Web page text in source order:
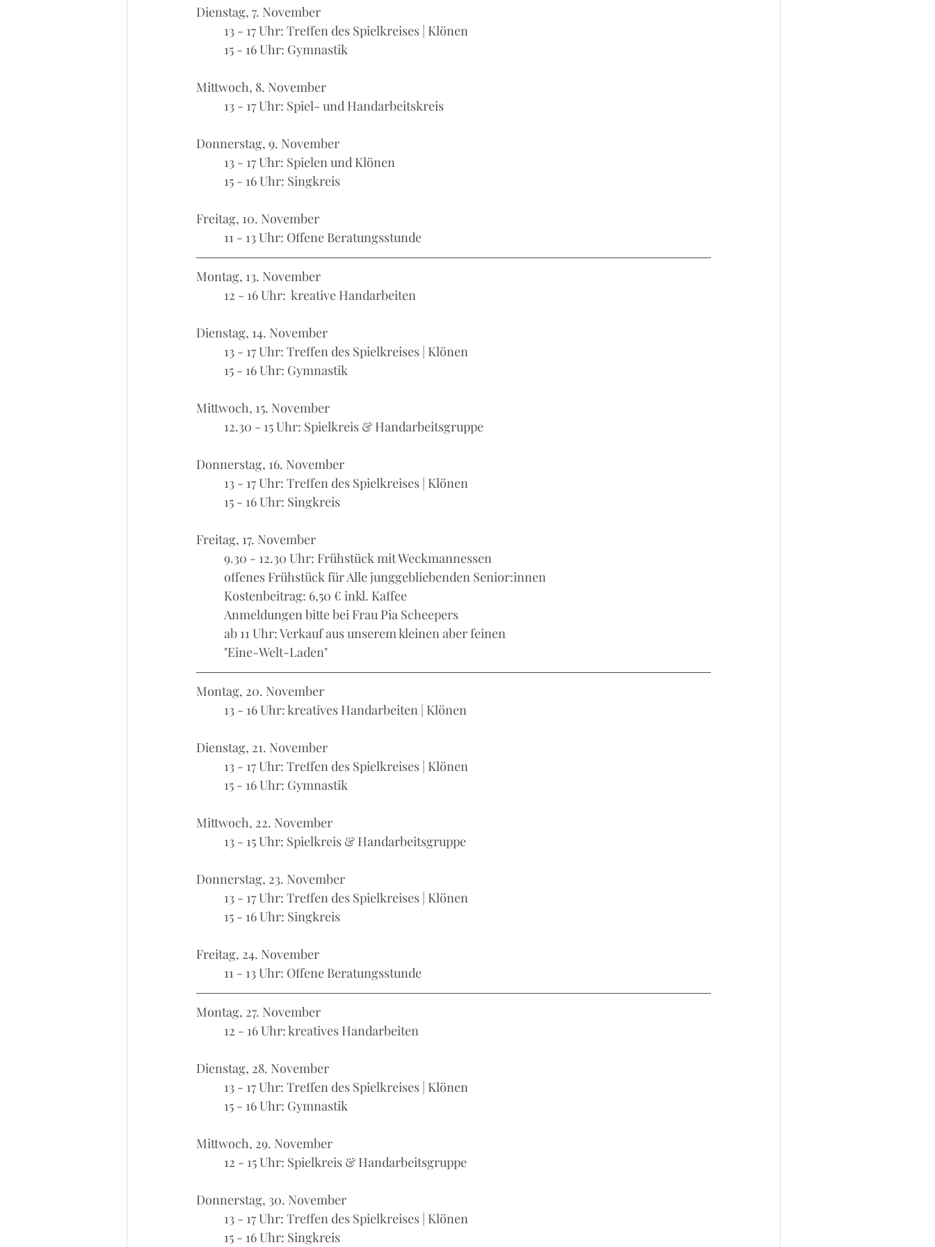
Dienstag, 7. November
	13 - 17 Uhr: Treffen des Spielkreises | Klönen
	15 - 16 Uhr: Gymnastik
Mittwoch, 8. November
	13 - 17 Uhr: Spiel- und Handarbeitskreis
Donnerstag, 9. November
	13 - 17 Uhr: Spielen und Klönen
	15 - 16 Uhr: Singkreis
Freitag, 10. November
	11 - 13 Uhr: Offene Beratungsstunde
Montag, 13. November
	12 - 16 Uhr:  kreative Handarbeiten
Dienstag, 14. November
	13 - 17 Uhr: Treffen des Spielkreises | Klönen
	15 - 16 Uhr: Gymnastik
Mittwoch, 15. November
	12.30 - 15 Uhr: Spielkreis & Handarbeitsgruppe
Donnerstag, 16. November
	13 - 17 Uhr: Treffen des Spielkreises | Klönen
	15 - 16 Uhr: Singkreis
Freitag, 17. November
	9.30 - 12.30 Uhr: Frühstück mit Weckmannessen
	offenes Frühstück für Alle junggebliebenden Senior:innen
	Kostenbeitrag: 6,50 € inkl. Kaffee
	Anmeldungen bitte bei Frau Pia Scheepers
	ab 11 Uhr: Verkauf aus unserem kleinen aber feinen
	"Eine-Welt-Laden"
Montag, 20. November
	13 - 16 Uhr: kreatives Handarbeiten | Klönen
Dienstag, 21. November
	13 - 17 Uhr: Treffen des Spielkreises | Klönen
	15 - 16 Uhr: Gymnastik
Mittwoch, 22. November
13 - 15 Uhr: Spielkreis & Handarbeitsgruppe
Donnerstag, 23. November
	13 - 17 Uhr: Treffen des Spielkreises | Klönen
	15 - 16 Uhr: Singkreis
Freitag, 24. November
	11 - 13 Uhr: Offene Beratungsstunde
Montag, 27. November
	12 - 16 Uhr: kreatives Handarbeiten
Dienstag, 28. November
	13 - 17 Uhr: Treffen des Spielkreises | Klönen
	15 - 16 Uhr: Gymnastik
Mittwoch, 29. November
	12 - 15 Uhr: Spielkreis & Handarbeitsgruppe
Donnerstag, 30. November
	13 - 17 Uhr: Treffen des Spielkreises | Klönen
	15 - 16 Uhr: Singkreis